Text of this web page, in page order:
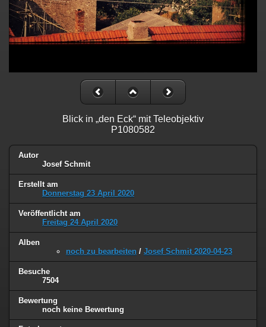
Blick in „den Eck“ mit Teleobjektiv
P1080582
Autor
Josef Schmit
Erstellt am
Donnerstag 23 April 2020
Veröffentlicht am
Freitag 24 April 2020
Alben
noch zu bearbeiten / Josef Schmit 2020-04-23
Besuche
7504
Bewertung
noch keine Bewertung